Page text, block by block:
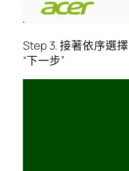
Step 3. 接著依序選
“下一步”